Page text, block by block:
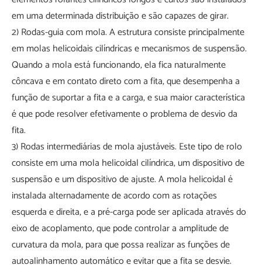
em uma determinada distribuição e são capazes de girar.
2) Rodas-guia com mola. A estrutura consiste principalmente
em molas helicoidais cilíndricas e mecanismos de suspensão.
Quando a mola está funcionando, ela fica naturalmente
côncava e em contato direto com a fita, que desempenha a
função de suportar a fita e a carga, e sua maior característica
é que pode resolver efetivamente o problema de desvio da
fita.
3) Rodas intermediárias de mola ajustáveis. Este tipo de rolo
consiste em uma mola helicoidal cilíndrica, um dispositivo de
suspensão e um dispositivo de ajuste. A mola helicoidal é
instalada alternadamente de acordo com as rotações
esquerda e direita, e a pré-carga pode ser aplicada através do
eixo de acoplamento, que pode controlar a amplitude de
curvatura da mola, para que possa realizar as funções de
autoalinhamento automático e evitar que a fita se desvie.